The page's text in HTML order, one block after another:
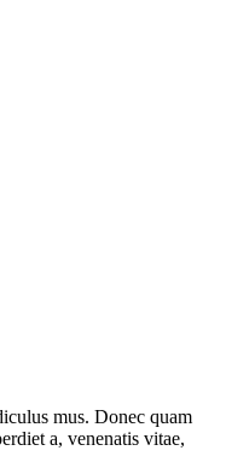
mus. Donec quam
a, venenatis vitae,